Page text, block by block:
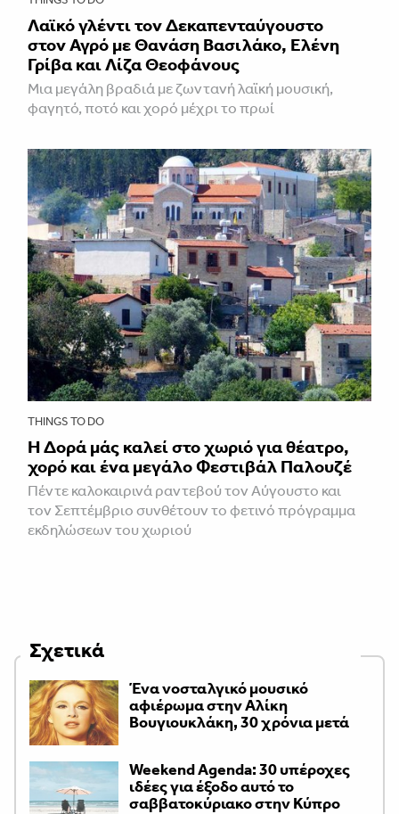
Λαϊκό γλέντι τον Δεκαπενταύγουστο
στον Αγρό με Θανάση Βασιλάκο, Ελένη
Γρίβα και Λίζα Θεοφάνους
Μια μεγάλη βραδιά με ζωντανή λαϊκή μουσική,
φαγητό, ποτό και χορό μέχρι το πρωί
THINGS TO DO
Η Δορά μάς καλεί στο χωριό για θέατρο,
χορό και ένα μεγάλο Φεστιβάλ Παλουζέ
Πέντε καλοκαιρινά ραντεβού τον Αύγουστο και
τον Σεπτέμβριο συνθέτουν το φετινό πρόγραμμα
εκδηλώσεων του χωριού
Σχετικά
Ένα νοσταλγικό μουσικό
αφιέρωμα στην Αλίκη
Βουγιουκλάκη, 30 χρόνια μετά
Weekend Agenda: 30 υπέροχες
ιδέες για έξοδο αυτό το
σαββατοκύριακο στην Κύπρο